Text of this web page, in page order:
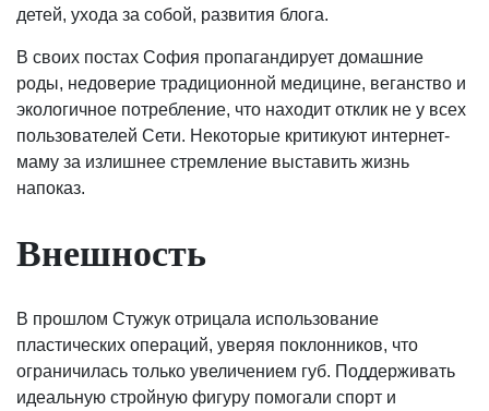
детей, ухода за собой, развития блога.
В своих постах София пропагандирует домашние
роды, недоверие традиционной медицине, веганство и
экологичное потребление, что находит отклик не у всех
пользователей Сети. Некоторые критикуют интернет-
маму за излишнее стремление выставить жизнь
напоказ.
Внешность
В прошлом Стужук отрицала использование
пластических операций, уверяя поклонников, что
ограничилась только увеличением губ. Поддерживать
идеальную стройную фигуру помогали спорт и